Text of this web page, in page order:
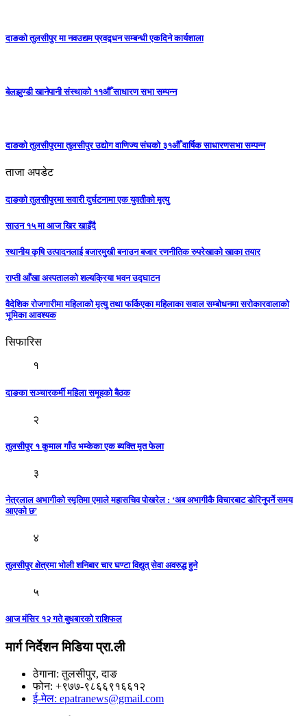
दाङको तुलसीपुर मा नवउद्यम प्रवद्र्धन सम्बन्धी एकदिने कार्यशाला
बेलझुण्डी खानेपानी संस्थाको ११औँ साधारण सभा सम्पन्न
दाङको तुलसीपुरमा तुलसीपुर उद्योग वाणिज्य संघको ३१औँ वार्षिक साधारणसभा सम्पन्न
ताजा अपडेट
दाङको तुलसीपुरमा सवारी दुर्घटनामा एक युवतीको मृत्यु
साउन १५ मा आज खिर खाइँदै
स्थानीय कृषि उत्पादनलाई बजारमुखी बनाउन बजार रणनीतिक रुपरेखाको खाका तयार
राप्ती आँखा अस्पतालको शल्यक्रिया भवन उद्घाटन
वैदेशिक रोजगारीमा महिलाको मृत्यु तथा फर्किएका महिलाका सवाल सम्बोधनमा सरोकारवालाको
भूमिका आवश्यक
सिफारिस
१
दाङका सञ्चारकर्मी महिला समूहको बैठक
२
तुलसीपुर १ कुमाल गाँउ भम्केका एक ब्यक्ति मृत फेला
३
नेत्रलाल अभागीको स्मृतिमा एमाले महासचिव पोखरेल : ‘अब अभागीकै विचारबाट डोरिनुपर्ने समय
आएको छ’
४
तुलसीपुर क्षेत्रमा भोली शनिबार चार घण्टा विद्युत् सेवा अवरुद्ध हुने
५
आज मंसिर १२ गते बुधबारकाे राशिफल
मार्ग निर्देशन मिडिया प्रा.ली
ठेगाना: तुलसीपुर, दाङ
फोन: +९७७-९८६६९१६६१२
ई-मेल: epatranews@gmail.com